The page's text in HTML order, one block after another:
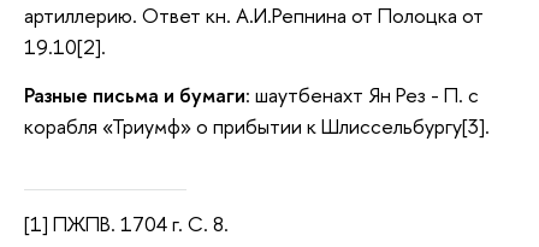
артиллерию. Ответ кн. А.И.Репнина от Полоцка от
19.10[2].
Разные письма и бумаги: шаутбенахт Ян Рез - П. с
корабля «Триумф» о прибытии к Шлиссельбургу[3].
[1] ПЖПВ. 1704 г. С. 8.